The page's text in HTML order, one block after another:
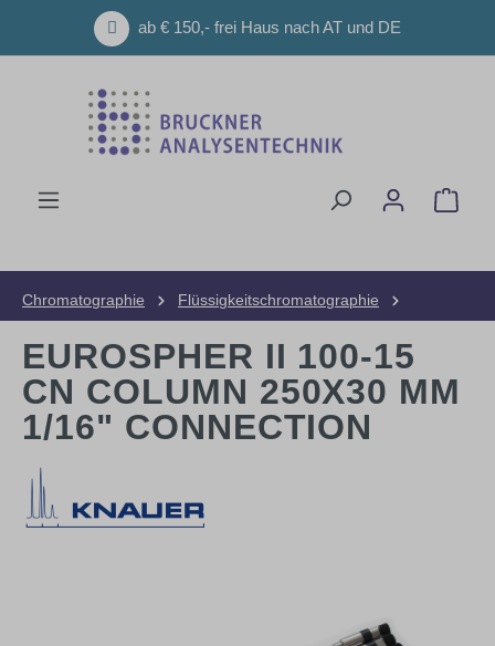
Zum Hauptinhalt springenab € 150,- frei Haus nach AT und DE
Chromatographie
Flüssigkeitschromatographie
EUROSPHER II 100-15
CN COLUMN 250X30 MM
1/16" CONNECTION